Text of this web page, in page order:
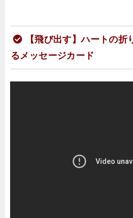
【飛び出す】ハートの折
るメッセージカード